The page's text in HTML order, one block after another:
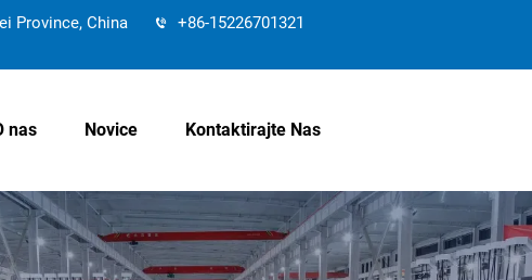
Province, China
+86-15226701321
nas Novice Kontaktirajte Nas